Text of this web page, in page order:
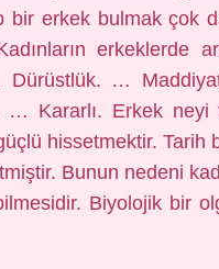
bir erkek bulmak çok
erkeklerde
Dürüstlük. …
… Kararlı. Erkek neyi
hissetmektir. Tarih
Bunun nedeni
Biyolojik bir